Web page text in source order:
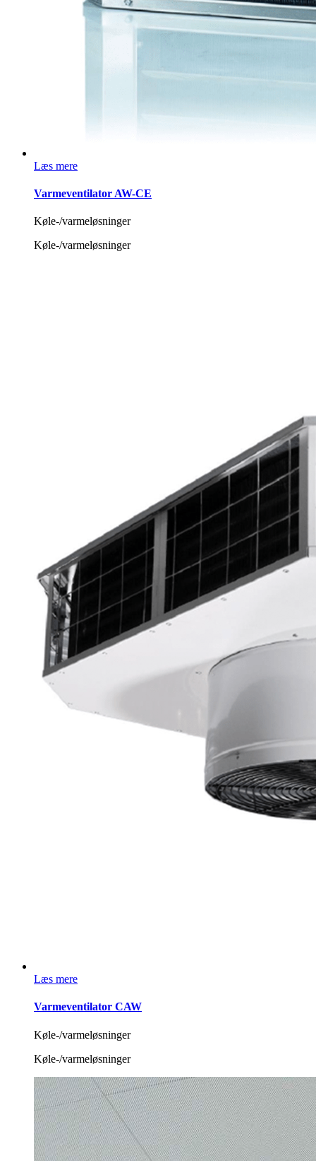
Læs mere
Varmeventilator AW-CE
Køle-/varmeløsninger
Køle-/varmeløsninger
Læs mere
Varmeventilator CAW
Køle-/varmeløsninger
Køle-/varmeløsninger